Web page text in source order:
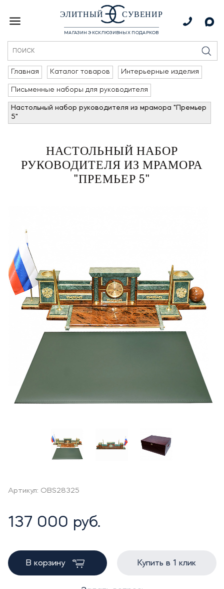
ЭЛИТНЫЙ СУВЕНИР
МАГАЗИН ЭКСКЛЮЗИВНЫХ ПОДАРКОВ
Главная Каталог товаров Интерьерные изделия
Письменные наборы для руководителя
Настольный набор руководителя из мрамора "Премьер
5"
НАСТОЛЬНЫЙ НАБОР
РУКОВОДИТЕЛЯ ИЗ МРАМОРА
"ПРЕМЬЕР 5"
Артикул: OBS28325
137 000 руб.
В корзину Купить в 1 клик